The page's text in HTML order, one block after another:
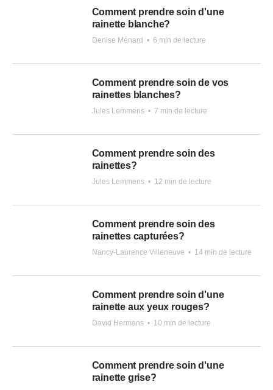
Comment prendre soin d'une
rainette blanche?
Denise Ménard • 6 min de lecture
Comment prendre soin de vos
rainettes blanches?
Jules Lemmens • 7 min de lecture
Comment prendre soin des
rainettes?
Jules Lemmens • 12 min de lecture
Comment prendre soin des
rainettes capturées?
Nancy-Laurence Villeneuve • 14 min de lecture
Comment prendre soin d'une
rainette aux yeux rouges?
David Hermans • 10 min de lecture
Comment prendre soin d'une
rainette grise?